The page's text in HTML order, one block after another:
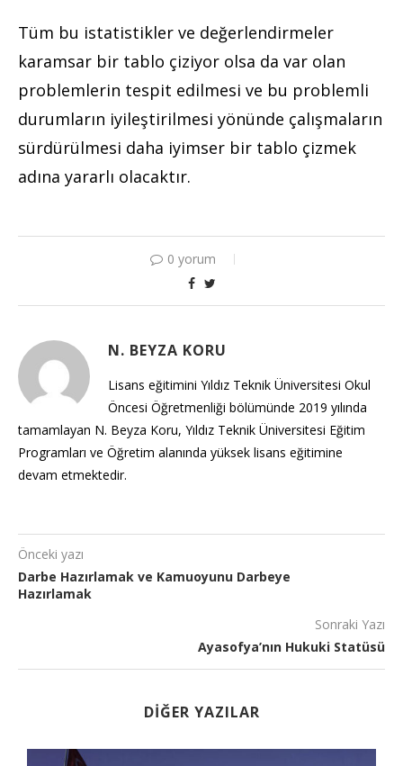
Tüm bu istatistikler ve değerlendirmeler
karamsar bir tablo çiziyor olsa da var olan
problemlerin tespit edilmesi ve bu problemli
durumların iyileştirilmesi yönünde çalışmaların
sürdürülmesi daha iyimser bir tablo çizmek
adına yararlı olacaktır.
0 yorum
N. BEYZA KORU
Lisans eğitimini Yıldız Teknik Üniversitesi Okul
Öncesi Öğretmenliği bölümünde 2019 yılında
tamamlayan N. Beyza Koru, Yıldız Teknik Üniversitesi Eğitim
Programları ve Öğretim alanında yüksek lisans eğitimine
devam etmektedir.
Önceki yazı
Darbe Hazırlamak ve Kamuoyunu Darbeye
Hazırlamak
Sonraki Yazı
Ayasofya’nın Hukuki Statüsü
DIĞER YAZILAR